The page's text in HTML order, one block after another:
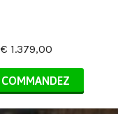
€ 1.379,00
COMMANDEZ